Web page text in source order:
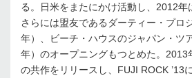
る。日米をまたにかけ活動し、2012年
さらには盟友であるダーティー・プロ
年）、ビーチ・ハウスのジャパン・ツ
年）のオープニングもつとめた。2013
の共作をリリースし、FUJI ROCK ’13